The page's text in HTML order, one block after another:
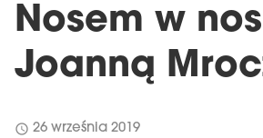
Nosem w
Joanną
schedule 26 września 2019